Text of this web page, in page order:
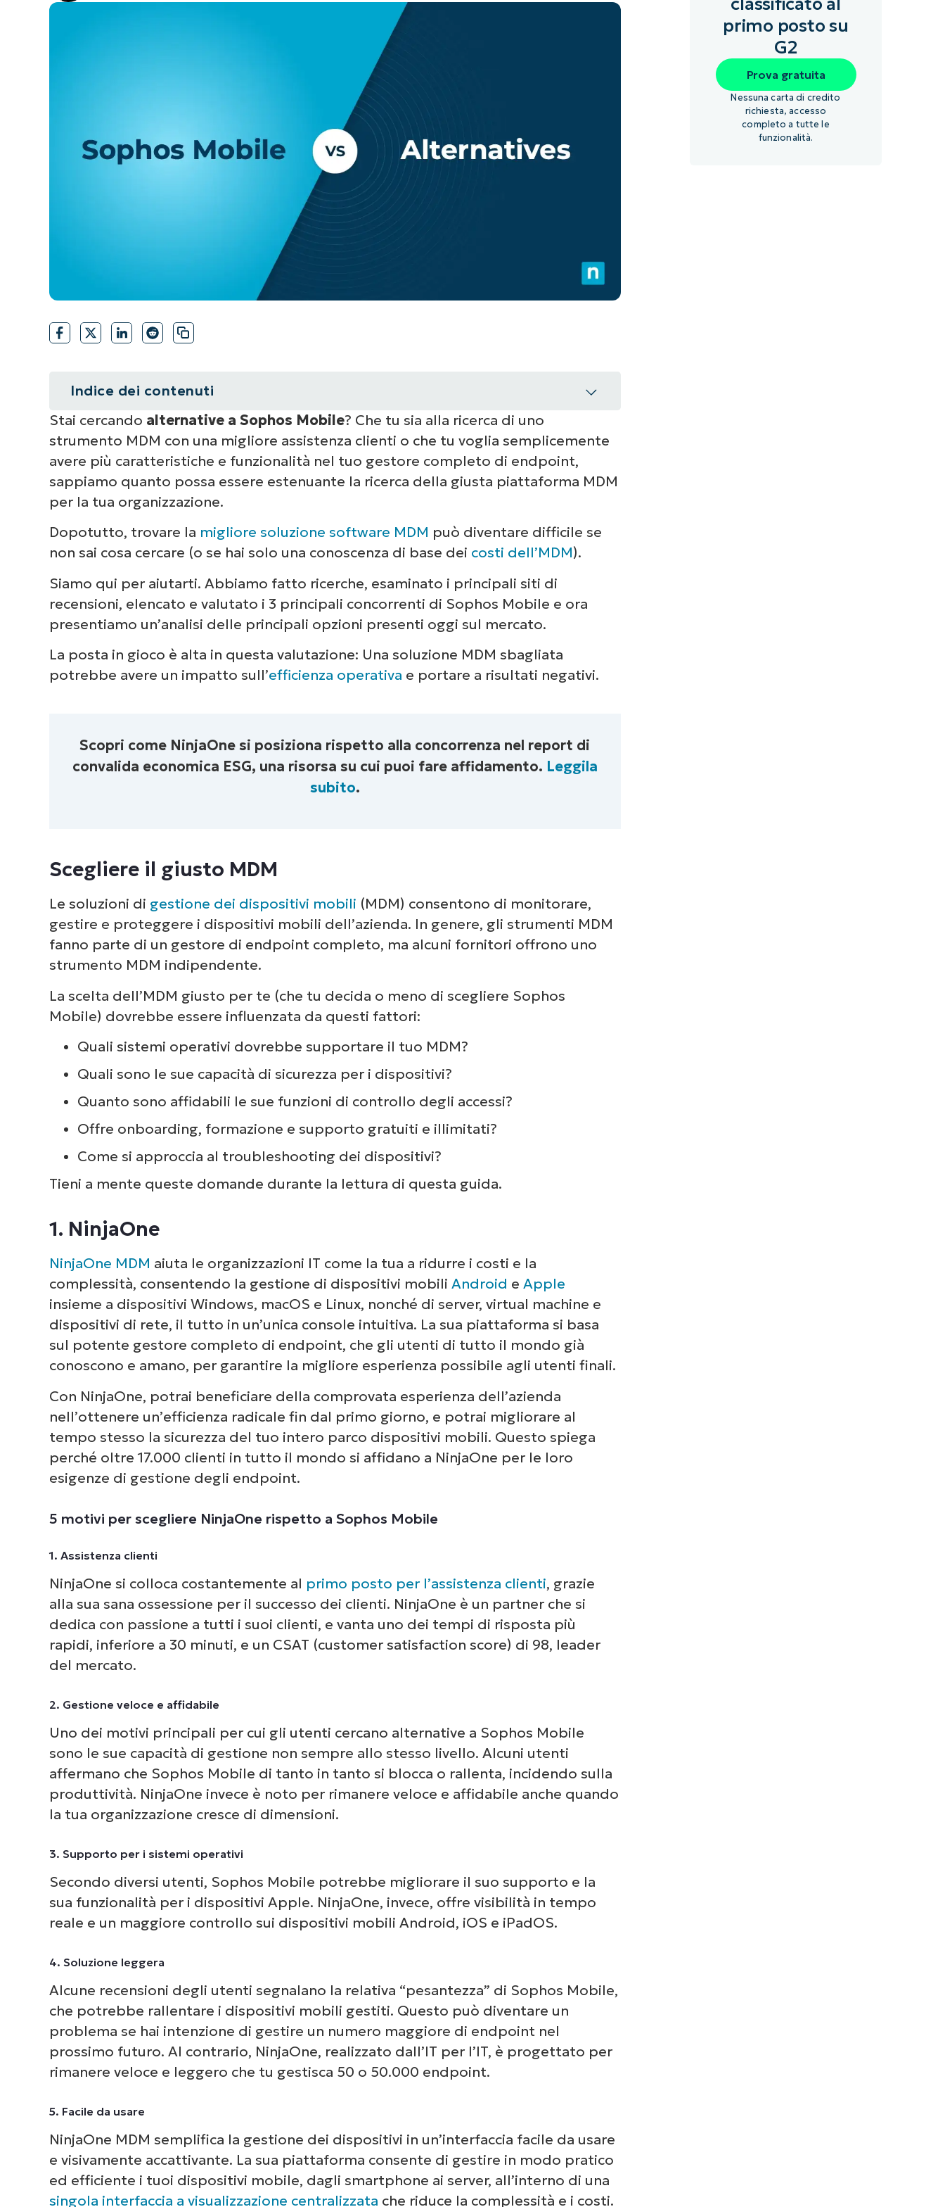
GUARDA UNA DEMO
GUARDA UNA DEMO
GUARDA UNA DEMO
Indice dei contenuti
Riepilogo
Scegliere il giusto MDM
1. NinjaOne
2. ManageEngine Endpoint Central
Trovare la migliore alternativa a Sophos Mobile
Stai cercando alternative a Sophos Mobile? Che tu sia alla ricerca di uno
strumento MDM con una migliore assistenza clienti o che tu voglia semplicemente
avere più caratteristiche e funzionalità nel tuo gestore completo di endpoint,
sappiamo quanto possa essere estenuante la ricerca della giusta piattaforma MDM
per la tua organizzazione.
Dopotutto, trovare la migliore soluzione software MDM può diventare difficile se
non sai cosa cercare (o se hai solo una conoscenza di base dei costi dell’MDM).
Siamo qui per aiutarti. Abbiamo fatto ricerche, esaminato i principali siti di
recensioni, elencato e valutato i 3 principali concorrenti di Sophos Mobile e ora
presentiamo un’analisi delle principali opzioni presenti oggi sul mercato.
La posta in gioco è alta in questa valutazione: Una soluzione MDM sbagliata
potrebbe avere un impatto sull’efficienza operativa e portare a risultati negativi.
Scopri come NinjaOne si posiziona rispetto alla concorrenza nel report di
convalida economica ESG, una risorsa su cui puoi fare affidamento. Leggila
subito.
Scegliere il giusto MDM
Le soluzioni di gestione dei dispositivi mobili (MDM) consentono di monitorare,
gestire e proteggere i dispositivi mobili dell’azienda. In genere, gli strumenti MDM
fanno parte di un gestore di endpoint completo, ma alcuni fornitori offrono uno
strumento MDM indipendente.
La scelta dell’MDM giusto per te (che tu decida o meno di scegliere Sophos
Mobile) dovrebbe essere influenzata da questi fattori:
Quali sistemi operativi dovrebbe supportare il tuo MDM?
Quali sono le sue capacità di sicurezza per i dispositivi?
Quanto sono affidabili le sue funzioni di controllo degli accessi?
Offre onboarding, formazione e supporto gratuiti e illimitati?
Come si approccia al troubleshooting dei dispositivi?
Tieni a mente queste domande durante la lettura di questa guida.
1. NinjaOne
NinjaOne MDM aiuta le organizzazioni IT come la tua a ridurre i costi e la
complessità, consentendo la gestione di dispositivi mobili Android e Apple
insieme a dispositivi Windows, macOS e Linux, nonché di server, virtual machine e
dispositivi di rete, il tutto in un’unica console intuitiva. La sua piattaforma si basa
sul potente gestore completo di endpoint, che gli utenti di tutto il mondo già
conoscono e amano, per garantire la migliore esperienza possibile agli utenti finali.
Con NinjaOne, potrai beneficiare della comprovata esperienza dell’azienda
nell’ottenere un’efficienza radicale fin dal primo giorno, e potrai migliorare al
tempo stesso la sicurezza del tuo intero parco dispositivi mobili. Questo spiega
perché oltre 17.000 clienti in tutto il mondo si affidano a NinjaOne per le loro
esigenze di gestione degli endpoint.
5 motivi per scegliere NinjaOne rispetto a Sophos Mobile
1. Assistenza clienti
NinjaOne si colloca costantemente al primo posto per l’assistenza clienti, grazie
alla sua sana ossessione per il successo dei clienti. NinjaOne è un partner che si
dedica con passione a tutti i suoi clienti, e vanta uno dei tempi di risposta più
rapidi, inferiore a 30 minuti, e un CSAT (customer satisfaction score) di 98, leader
del mercato.
2. Gestione veloce e affidabile
Uno dei motivi principali per cui gli utenti cercano alternative a Sophos Mobile
sono le sue capacità di gestione non sempre allo stesso livello. Alcuni utenti
affermano che Sophos Mobile di tanto in tanto si blocca o rallenta, incidendo sulla
produttività. NinjaOne invece è noto per rimanere veloce e affidabile anche quando
la tua organizzazione cresce di dimensioni.
3. Supporto per i sistemi operativi
Secondo diversi utenti, Sophos Mobile potrebbe migliorare il suo supporto e la
sua funzionalità per i dispositivi Apple. NinjaOne, invece, offre visibilità in tempo
reale e un maggiore controllo sui dispositivi mobili Android, iOS e iPadOS.
4. Soluzione leggera
Alcune recensioni degli utenti segnalano la relativa “pesantezza” di Sophos Mobile,
che potrebbe rallentare i dispositivi mobili gestiti. Questo può diventare un
problema se hai intenzione di gestire un numero maggiore di endpoint nel
prossimo futuro. Al contrario, NinjaOne, realizzato dall’IT per l’IT, è progettato per
rimanere veloce e leggero che tu gestisca 50 o 50.000 endpoint.
5. Facile da usare
NinjaOne MDM semplifica la gestione dei dispositivi in un’interfaccia facile da usare
e visivamente accattivante. La sua piattaforma consente di gestire in modo pratico
ed efficiente i tuoi dispositivi mobile, dagli smartphone ai server, all’interno di una
singola interfaccia a visualizzazione centralizzata che riduce la complessità e i costi.
primo posto su
G2
Prova gratuita
Nessuna carta di credito
richiesta, accesso
completo a tutte le
funzionalità.
Guarda NinjaOne in
azione
Dai un’occhiata alle nostre demo on-demand per vedere
come NinjaOne semplifica attività IT come la gestione
degli endpoint, il patching, l’MDM, il ticketing e altro
ancora.
Scopri le demo